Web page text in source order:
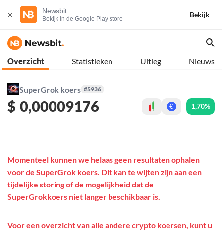
Newsbit
Bekijk in de Google Play store
Bekijk
Overzicht Statistieken Uitleg Nieuws
SuperGrok koers #5936
$ 0,00009176 € 1,70%
Momenteel kunnen we helaas geen resultaten ophalen
voor de SuperGrok koers. Dit kan te wijten zijn aan een
tijdelijke storing of de mogelijkheid dat de
SuperGrokkoers niet langer beschikbaar is.
Voor een overzicht van alle andere crypto koersen, kunt u